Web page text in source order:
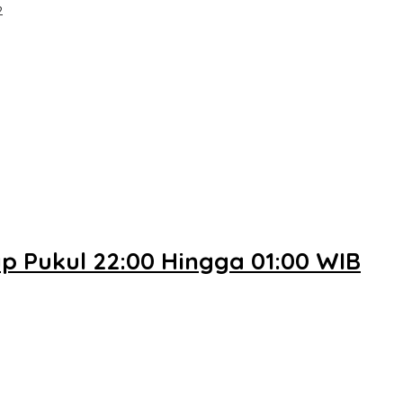
22:00 Hingga 01:00 WIB